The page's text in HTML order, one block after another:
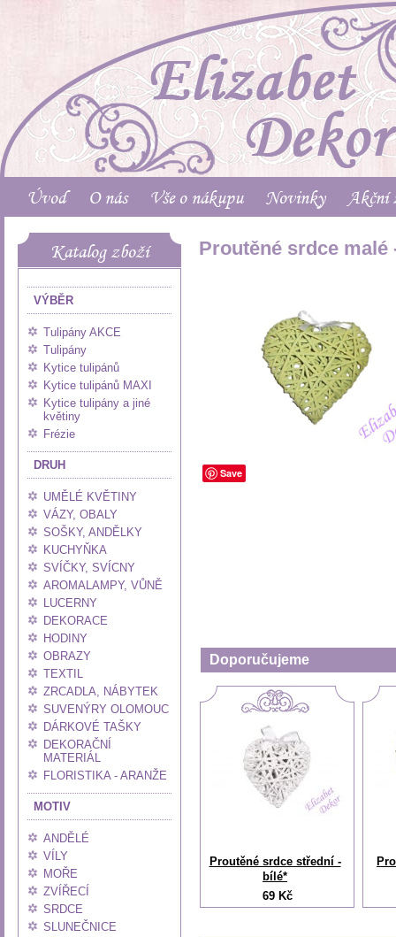
Úvod O nás Vše o nákupu Novinky Akční
Katalog zboží
VÝBĚR
Tulipány AKCE
Tulipány
Kytice tulipánů
Kytice tulipánů MAXI
Kytice tulipány a jiné
květiny
Frézie
DRUH
UMĚLÉ KVĚTINY
VÁZY, OBALY
SOŠKY, ANDĚLKY
KUCHYŇKA
SVÍČKY, SVÍCNY
AROMALAMPY, VŮNĚ
LUCERNY
DEKORACE
HODINY
OBRAZY
TEXTIL
ZRCADLA, NÁBYTEK
SUVENÝRY OLOMOUC
DÁRKOVÉ TAŠKY
DEKORAČNÍ
MATERIÁL
FLORISTIKA - ARANŽE
MOTIV
ANDĚLÉ
VÍLY
MOŘE
ZVÍŘECÍ
SRDCE
SLUNEČNICE
Proutěné srdce malé
Save
Doporučujeme
Proutěné srdce střední -
bílé*
69 Kč